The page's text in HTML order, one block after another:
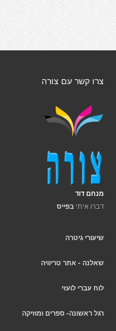
צרו קשר עם צורה
מנחם דוד
דברו איתי בפייס
שיעורי גיטרה
שאלנה - אתר טריוויה
לוח עברי לועזי
רגל ראשונה- ספרים ומוזיקה